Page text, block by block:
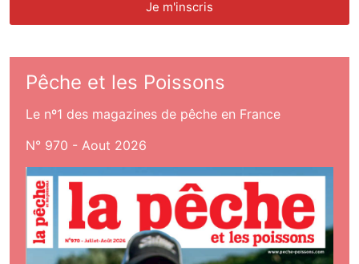
Pêche et les Poissons
Le nº1 des magazines de pêche en France
N° 970 - Aout 2026